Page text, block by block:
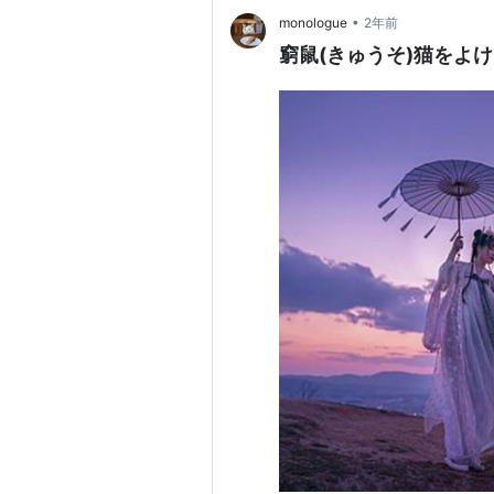
monologue • 2年前
窮鼠(きゅうそ)猫をよ